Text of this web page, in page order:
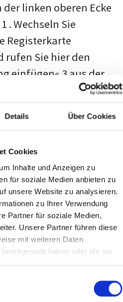
Details Über Cookies
Cookies
Inhalte und Anzeigen zu
für soziale Medien anbieten zu
unsere Website zu analysieren.
zu Ihrer Verwendung
Partner für soziale Medien,
Unsere Partner führen diese
mit weiteren Daten
haben oder die sie
linken oberen Ecke
. Wechseln Sie
Registerkarte
rufen Sie hier den
einfügen« 3 aus der
auf.
»Beschriftung« auf
des
4 , um den
Wenn Sie
erstellen
auf die Schaltfläche
hinzufügen« z.B.